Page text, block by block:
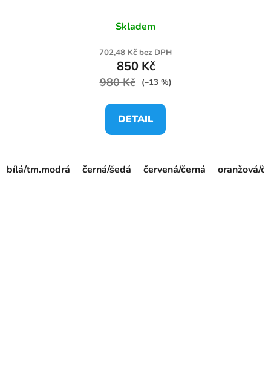
Skladem
702,48 Kč bez DPH
850 Kč
980 Kč (–13 %)
DETAIL
bílá/tm.modrá černá/šedá červená/černá oranžová/